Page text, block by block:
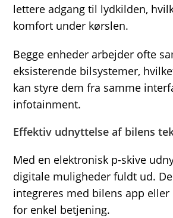
lettere adgang til lydkilden,
komfort under kørslen.
Begge enheder arbejder ofte
eksisterende bilsystemer,
kan styre dem fra samme
infotainment.
Effektiv udnyttelse af bilens
Med en elektronisk p-skive
digitale muligheder fuldt ud.
integreres med bilens app
for enkel betjening.